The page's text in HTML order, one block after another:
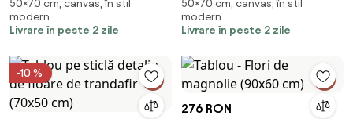
floare (70x50 cm)
50×70 cm, canvas, în stil
modern
Livrare în peste 2 zile
trandafir (70x50 cm)
50×70 cm, canvas, în stil
modern
Livrare în peste 2 zile
-10 %
276 RON